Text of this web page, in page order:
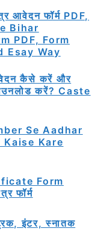
आवेदन फॉर्म PDF,
Bihar
PDF, Form
Esay Way
कैसे करें और
करें? Caste
Se Aadhar
Kare
Form
फॉर्म
इंटर, स्नातक